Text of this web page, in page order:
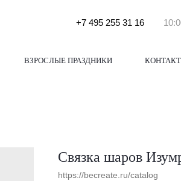
+7 495 255 31 16
ВЗРОСЛЫЕ ПРАЗДНИКИ
Связка шаров
https://becreate.ru/catalog